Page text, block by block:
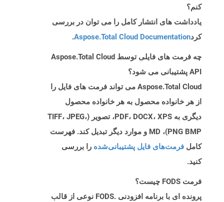
کنم؟
یادداشت های انتشار کامل را می توان در بررسی
کردAspose.Total Cloud Documentation
.
چه فرمت های فایلی توسط Aspose.Total Cloud
API پشتیبانی می شود؟
Aspose.Total Cloud می تواند فرمت های فایل را
از هر خانواده محصول به هر خانواده محصول
دیگری به PDF، DOCX، XPS، تصویر (TIFF، JPEG،
PNG BMP)، MD و موارد دیگر تبدیل کند. فهرست
کامل فرمت‌های فایل پشتیبانی‌شده را بررسی
کنید.
فرمت FODS چیست؟
پرونده ای با برنامه افزودنی .FODS نوعی از قالب